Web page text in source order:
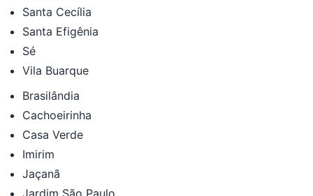
Santa Cecília
Santa Efigênia
Sé
Vila Buarque
Brasilândia
Cachoeirinha
Casa Verde
Imirim
Jaçanã
Jardim São Paulo